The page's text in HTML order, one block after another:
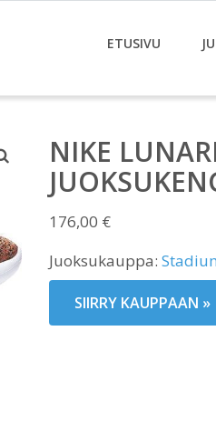
ETUSIVU
NIKE
176,00 €
Juoksukauppa:
SIIRRY KAUPPAAN »